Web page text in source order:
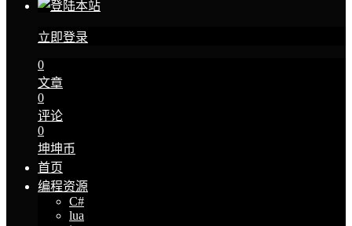
立即登录
0
文章
0
评论
0
坤坤币
首页
编程资源
C#
lua